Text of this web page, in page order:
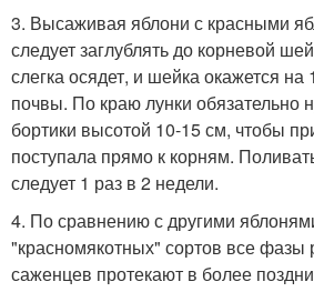
3. Высаживая яблони с красными
следует заглублять до корневой
слегка осядет, и шейка окажется
почвы. По краю лунки обязательно
бортики высотой 10-15 см, чтобы
поступала прямо к корням.
следует 1 раз в 2 недели.
4. По сравнению с другими
"красномякотных" сортов все фазы
саженцев протекают в более